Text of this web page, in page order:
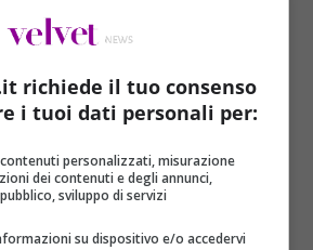
bagno intimo, che bilancia gli
E che, stando alla sua
anche una purezza
. Il trattamento è proposto da
un centro benessere di Santa
frequentato dalle star
Se siete
richiede il tuo consenso
i tuoi dati personali per:
personalizzati, misurazione
dei contenuti e degli annunci,
sviluppo di servizi
su dispositivo e/o accedervi